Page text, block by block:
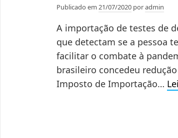
Publicado em 21/07/2020 poradmin
A importação de testes de
que detectam se a pessoa
facilitar o combate à
brasileiro concedeu
Imposto de Importação…